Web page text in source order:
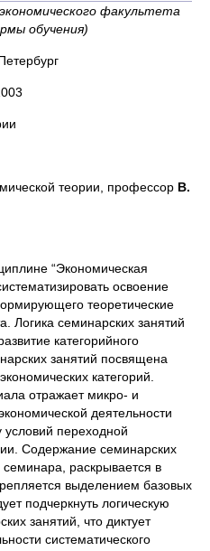
факультета
обучения)
теории, профессор В.
“Экономическая
освоение
теоретические
Логика семинарских занятий
категорийного
занятий посвящена
категорий.
отражает микро- и
деятельности
переходной
Содержание семинарских
раскрывается в
выделением базовых
подчеркнуть логическую
занятий, что диктует
систематического